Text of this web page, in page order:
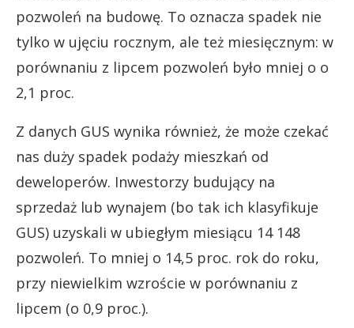
pozwoleń na budowę. To oznacza spadek nie
tylko w ujęciu rocznym, ale też miesięcznym: w
porównaniu z lipcem pozwoleń było mniej o o
2,1 proc.
Z danych GUS wynika również, że może czekać
nas duży spadek podaży mieszkań od
deweloperów. Inwestorzy budujący na
sprzedaż lub wynajem (bo tak ich klasyfikuje
GUS) uzyskali w ubiegłym miesiącu 14 148
pozwoleń. To mniej o 14,5 proc. rok do roku,
przy niewielkim wzroście w porównaniu z
lipcem (o 0,9 proc.).